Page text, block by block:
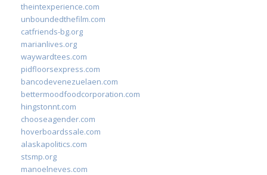
theintexperience.com
unboundedthefilm.com
catfriends-bg.org
marianlives.org
waywardtees.com
pidfloorsexpress.com
bancodevenezuelaen.com
bettermoodfoodcorporation.com
hingstonnt.com
chooseagender.com
hoverboardssale.com
alaskapolitics.com
stsmp.org
manoelneves.com